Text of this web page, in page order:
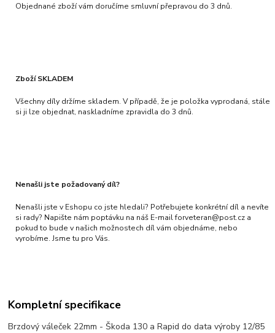
Objednané zboží vám doručíme smluvní přepravou do 3 dnů.
Zboží SKLADEM
Všechny díly držíme skladem. V případě, že je položka vyprodaná, stále
si ji lze objednat, naskladníme zpravidla do 3 dnů.
Nenašli jste požadovaný díl?
Nenašli jste v Eshopu co jste hledali? Potřebujete konkrétní díl a nevíte
si rady? Napište nám poptávku na náš E-mail forveteran@post.cz a
pokud to bude v našich možnostech díl vám objednáme, nebo
vyrobíme. Jsme tu pro Vás.
Kompletní specifikace
Brzdový váleček 22mm - Škoda 130 a Rapid do data výroby 12/85